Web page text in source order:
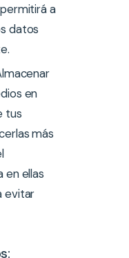
a
datos
en
tus
más
en ellas
evitar